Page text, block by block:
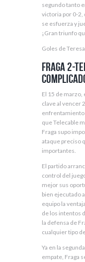
segundo tanto
victoria por 0-2,
se esfuerza y
¡Gran triunfo
Goles de
Fraga 2-
El 15 de marzo,
clave al vencer
enfrentamiento
que Telecable
Fraga supo
ataque preciso
importantes.
El partido
control del
mejor sus
bien ejecutado
equipo la
de los intentos
la defensa de
cualquier tipo
Ya en la
empate, Fraga